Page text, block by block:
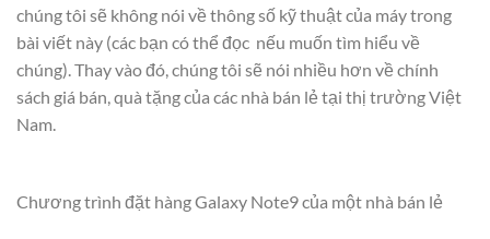
chúng tôi sẽ không nói về thông số kỹ thuật của máy trong
bài viết này (các bạn có thể đọc nếu muốn tìm hiểu về
chúng). Thay vào đó, chúng tôi sẽ nói nhiều hơn về chính
sách giá bán, quà tặng của các nhà bán lẻ tại thị trường Việt
Nam.
Chương trình đặt hàng Galaxy Note9 của một nhà bán lẻ